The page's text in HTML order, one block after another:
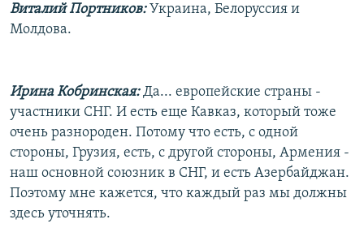
Виталий Портников:Украина, Белоруссия и
Молдова.
Ирина Кобринская:Да... европейские страны -
участники СНГ. И есть еще Кавказ, который тоже
очень разнороден. Потому что есть, с одной
стороны, Грузия, есть, с другой стороны, Армения -
наш основной союзник в СНГ, и есть Азербайджан.
Поэтому мне кажется, что каждый раз мы должны
здесь уточнять.